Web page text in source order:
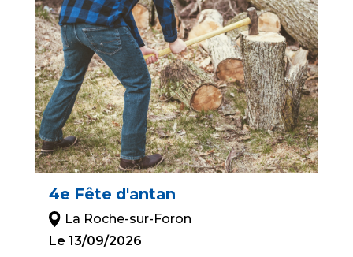
4e Fête d'antan
La Roche-sur-Foron
Le 13/09/2026